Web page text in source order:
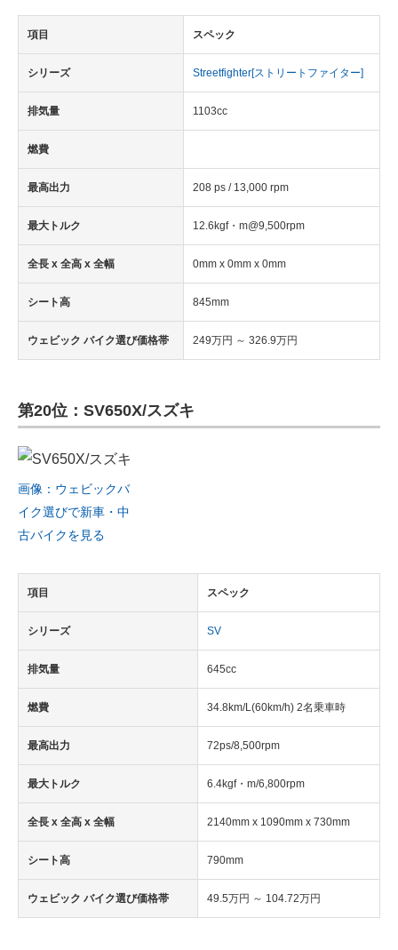
項目 スペック
シリーズ Streetfighter[ストリートファイター]
排気量 1103cc
燃費
最高出力 208 ps / 13,000 rpm
最大トルク 12.6kgf・m@9,500rpm
全長 x 全高 x 全幅 0mm x 0mm x 0mm
シート高 845mm
ウェビック バイク選び価格帯 249万円 ～ 326.9万円
第20位：SV650X/スズキ
画像：ウェビックバ
イク選びで新車・中
古バイクを見る
項目 スペック
シリーズ SV
排気量 645cc
燃費 34.8km/L(60km/h) 2名乗車時
最高出力 72ps/8,500rpm
最大トルク 6.4kgf・m/6,800rpm
全長 x 全高 x 全幅 2140mm x 1090mm x 730mm
シート高 790mm
ウェビック バイク選び価格帯 49.5万円 ～ 104.72万円